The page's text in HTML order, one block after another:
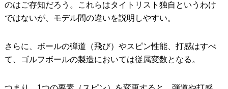
のはご存知だろう。これらはタイトリスト独自というわけ
ではないが、モデル間の違いを説明しやすい。
さらに、ボールの弾道（飛び）やスピン性能、打感はすべ
て、ゴルフボールの製造においては従属変数となる。